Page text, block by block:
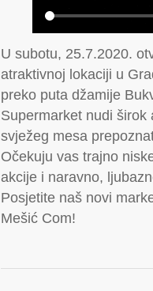
U subotu, 25.7.2020.
atraktivnoj lokaciji u
preko puta džamije
Supermarket nudi
svježeg mesa
Očekuju vas trajno
akcije i naravno,
Posjetite naš novi
Mešić Com!